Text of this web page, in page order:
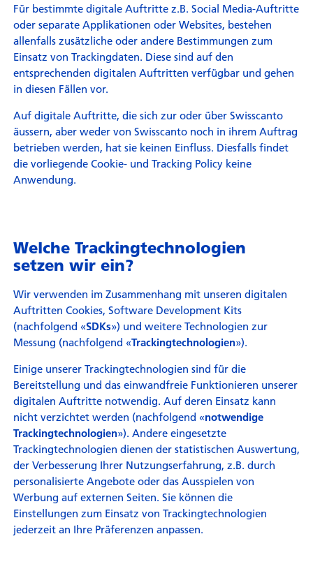
Für bestimmte digitale Auftritte z.B. Social Media-Auftritte
oder separate Applikationen oder Websites, bestehen
allenfalls zusätzliche oder andere Bestimmungen zum
Einsatz von Trackingdaten. Diese sind auf den
entsprechenden digitalen Auftritten verfügbar und gehen
in diesen Fällen vor.
Auf digitale Auftritte, die sich zur oder über Swisscanto
äussern, aber weder von Swisscanto noch in ihrem Auftrag
betrieben werden, hat sie keinen Einfluss. Diesfalls findet
die vorliegende Cookie- und Tracking Policy keine
Anwendung.
Welche Trackingtechnologien
setzen wir ein?
Wir verwenden im Zusammenhang mit unseren digitalen
Auftritten Cookies, Software Development Kits
(nachfolgend «SDKs») und weitere Technologien zur
Messung (nachfolgend «Trackingtechnologien»).
Einige unserer Trackingtechnologien sind für die
Bereitstellung und das einwandfreie Funktionieren unserer
digitalen Auftritte notwendig. Auf deren Einsatz kann
nicht verzichtet werden (nachfolgend «notwendige
Trackingtechnologien»). Andere eingesetzte
Trackingtechnologien dienen der statistischen Auswertung,
der Verbesserung Ihrer Nutzungserfahrung, z.B. durch
personalisierte Angebote oder das Ausspielen von
Werbung auf externen Seiten. Sie können die
Einstellungen zum Einsatz von Trackingtechnologien
jederzeit an Ihre Präferenzen anpassen.